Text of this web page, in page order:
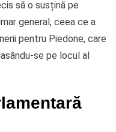
să o susțină pe
general, ceea ce a
pentru Piedone, care
se pe locul al